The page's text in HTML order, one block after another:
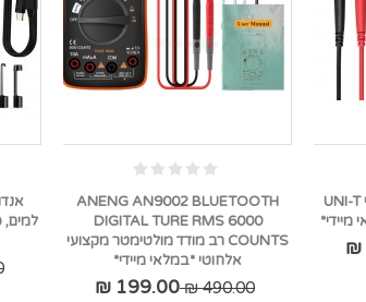
רב מודד צבת דיגיטלי מקצועי UNI-T
ANENG AN9002 BLUETOOTH
DIGITAL TURE RMS 6000
COUNTS רב מודד מולטימטר מקצועי
אלחוטי *במלאי מיידי*
490.00 ₪
199.00 ₪